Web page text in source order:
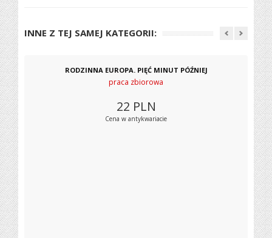
INNE Z TEJ SAMEJ KATEGORII:
RODZINNA EUROPA. PIĘĆ MINUT PÓŹNIEJ
praca zbiorowa
22 PLN
Cena w antykwariacie